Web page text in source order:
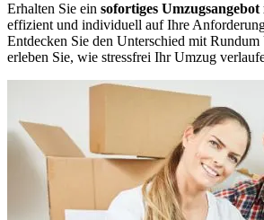
Erhalten Sie ein sofortiges
effizient und individuell auf Ihre
Entdecken Sie den Unterschied mit Rundum
erleben Sie, wie stressfrei Ihr Umzug